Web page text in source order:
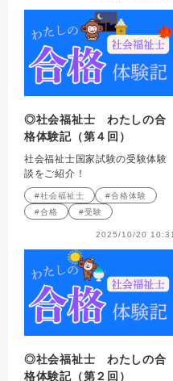
◎社会福祉士 わたしの合
格体験記（第４回）
社会福祉士国家試験の受験体験
談をご紹介！
#社会福祉士
#合格体験
#合格
#受験
2025/10/20 10:31
◎社会福祉士 わたしの合
格体験記（第２回）